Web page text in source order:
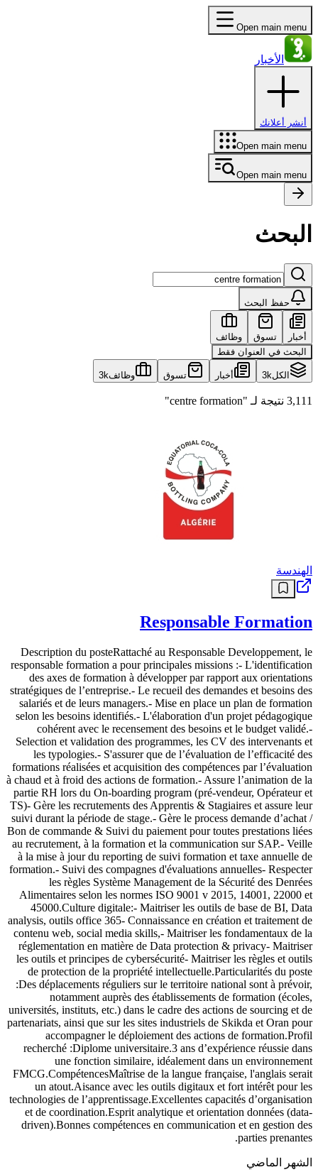
Open main menu
الأخبار
أنشر أعلانك
Open main menu
Open main menu
البحث
حفظ البحث
أخبار تسوق
وظائف
البحث في العنوان فقط
الكل3k أخبار تسوق وظائف3k
3,111 نتيجة لـ "centre formation"
الهندسة
Responsable Formation
Description du posteRattaché au Responsable Developpement, le
responsable formation a pour principales missions :- L'identification
des axes de formation à développer par rapport aux orientations
stratégiques de l’entreprise.- Le recueil des demandes et besoins des
salariés et de leurs managers.- Mise en place un plan de formation
selon les besoins identifiés.- L'élaboration d'un projet pédagogique
cohérent avec le recensement des besoins et le budget validé.-
Selection et validation des programmes, les CV des intervenants et
les typologies.- S'assurer que de l’évaluation de l’efficacité des
formations réalisées et acquisition des compétences par l’évaluation
à chaud et à froid des actions de formation.- Assure l’animation de la
partie RH lors du On-boarding program (pré-vendeur, Opérateur et
TS)- Gère les recrutements des Apprentis & Stagiaires et assure leur
suivi durant la période de stage.- Gère le process demande d’achat /
Bon de commande & Suivi du paiement pour toutes prestations liées
au recrutement, à la formation et la communication sur SAP.- Veille
à la mise à jour du reporting de suivi formation et taxe annuelle de
formation.- Suivi des compagnes d'évaluations annuelles- Respecter
les règles Système Management de la Sécurité des Denrées
Alimentaires selon les normes ISO 9001 v 2015, 14001, 22000 et
45000.Culture digitale:- Maitriser les outils de base de BI, Data
analysis, outils office 365- Connaissance en création et traitement de
contenu web, social media skills,- Maitriser les fondamentaux de la
réglementation en matière de Data protection & privacy- Maitriser
les outils et principes de cybersécurité- Maitriser les règles et outils
de protection de la propriété intellectuelle.Particularités du poste
:Des déplacements réguliers sur le territoire national sont à prévoir,
notamment auprès des établissements de formation (écoles,
universités, instituts, etc.) dans le cadre des actions de sourcing et de
partenariats, ainsi que sur les sites industriels de Skikda et Oran pour
accompagner le déploiement des actions de formation.Profil
recherché :Diplome universitaire.3 ans d’expérience réussie dans
une fonction similaire, idéalement dans un environnement
FMCG.CompétencesMaîtrise de la langue française, l'anglais serait
un atout.Aisance avec les outils digitaux et fort intérêt pour les
technologies de l’apprentissage.Excellentes capacités d’organisation
et de coordination.Esprit analytique et orientation données (data-
driven).Bonnes compétences en communication et en gestion des
parties prenantes.
الشهر الماضي